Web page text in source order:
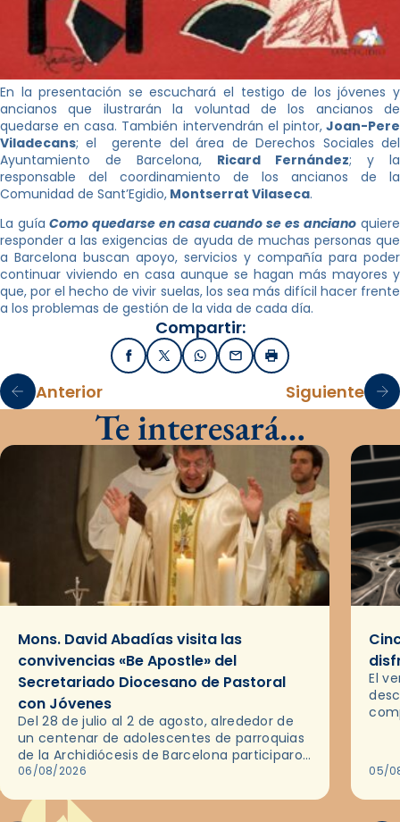
En la presentación se escuchará el testigo de los jóvenes y
ancianos que ilustrarán la voluntad de los ancianos de
quedarse en casa. También intervendrán el pintor,Joan-Pere
Viladecans; el gerente del área de Derechos Sociales del
Ayuntamiento de Barcelona, Ricard Fernández; y la
responsable del coordinamiento de los ancianos de la
Comunidad de Sant’Egidio, Montserrat Vilaseca.
La guía Como quedarse en casa cuando se es anciano quiere
responder a las exigencias de ayuda de muchas personas que
a Barcelona buscan apoyo, servicios y compañía para poder
continuar viviendo en casa aunque se hagan más mayores y
que, por el hecho de vivir suelas, los sea más difícil hacer frente
a los problemas de gestión de la vida de cada día.
Compartir:
FacebookX / TwitterWhatsApp
EmailImprimir
Anterior Siguiente
Te interesará…
Mons. David Abadías visita las
convivencias «Be Apostle» del
Secretariado Diocesano de Pastoral
con Jóvenes
Del 28 de julio al 2 de agosto, alrededor de
un centenar de adolescentes de parroquias
de la Archidiócesis de Barcelona participaron
en las convivencias Be Apostle, organizadas
06/08/2026
El
05/